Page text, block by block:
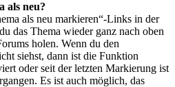
als neu?
als neu markieren“-Links in der
das Thema wieder ganz nach oben
holen. Wenn du den
siehst, dann ist die Funktion
oder seit der letzten Markierung ist
Es ist auch möglich, das